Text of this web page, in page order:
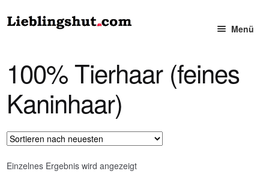
Zur
Zum
Menü
100% Tierhaar (feines
Kaninhaar)
Einzelnes Ergebnis wird angezeigt